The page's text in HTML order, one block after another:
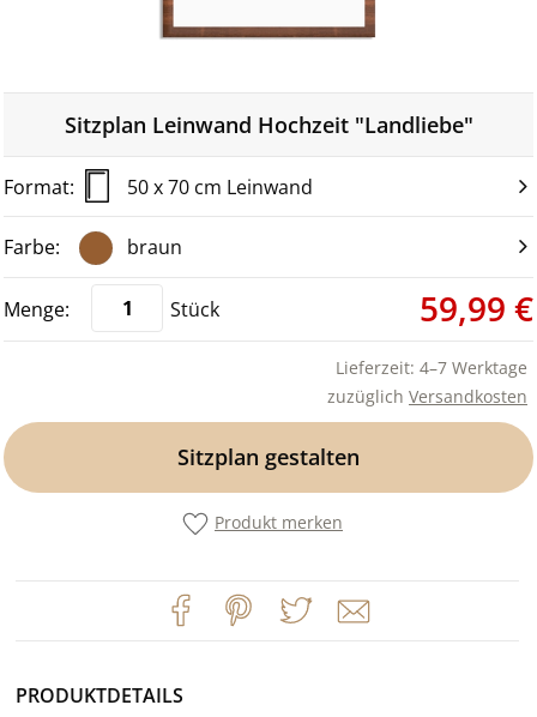
Sitzplan Leinwand Hochzeit "Landliebe"
50 x 70 cm Leinwand
braun
Stück 59,99 €
Lieferzeit: 4–7 Werktage
zuzüglich Versandkosten
Sitzplan gestalten
Produkt merken
PRODUKTDETAILS